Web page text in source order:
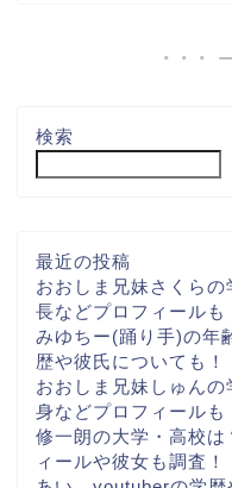
検索
最近の投稿
おおしま兄妹さくら
長などプロフィールも
みゆちー(踊り手)の年
歴や彼氏についても！
おおしま兄妹しゅん
身などプロフィールも
修一朗の大学・高校
ィールや彼女も調査！